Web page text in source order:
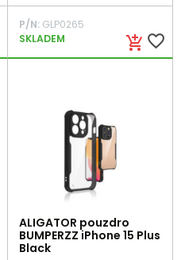
add_shopping_cart favorite_border
P/N:GLP0265
SKLADEM
ALIGATOR pouzdro
BUMPERZZ iPhone 15 Plus
Black